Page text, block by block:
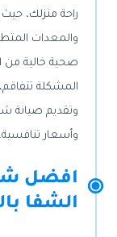
راحة منزلك،
والمعدات
صحية خالية من
المشكلة
وتقديم صيانة
وأسعار تنافسية.
افضل
الشفا